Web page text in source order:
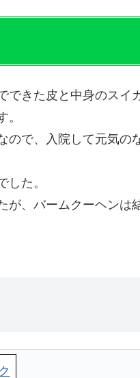
きた皮と中身のスイ
。
で、入院して元気の
た。
、バームクーヘンは